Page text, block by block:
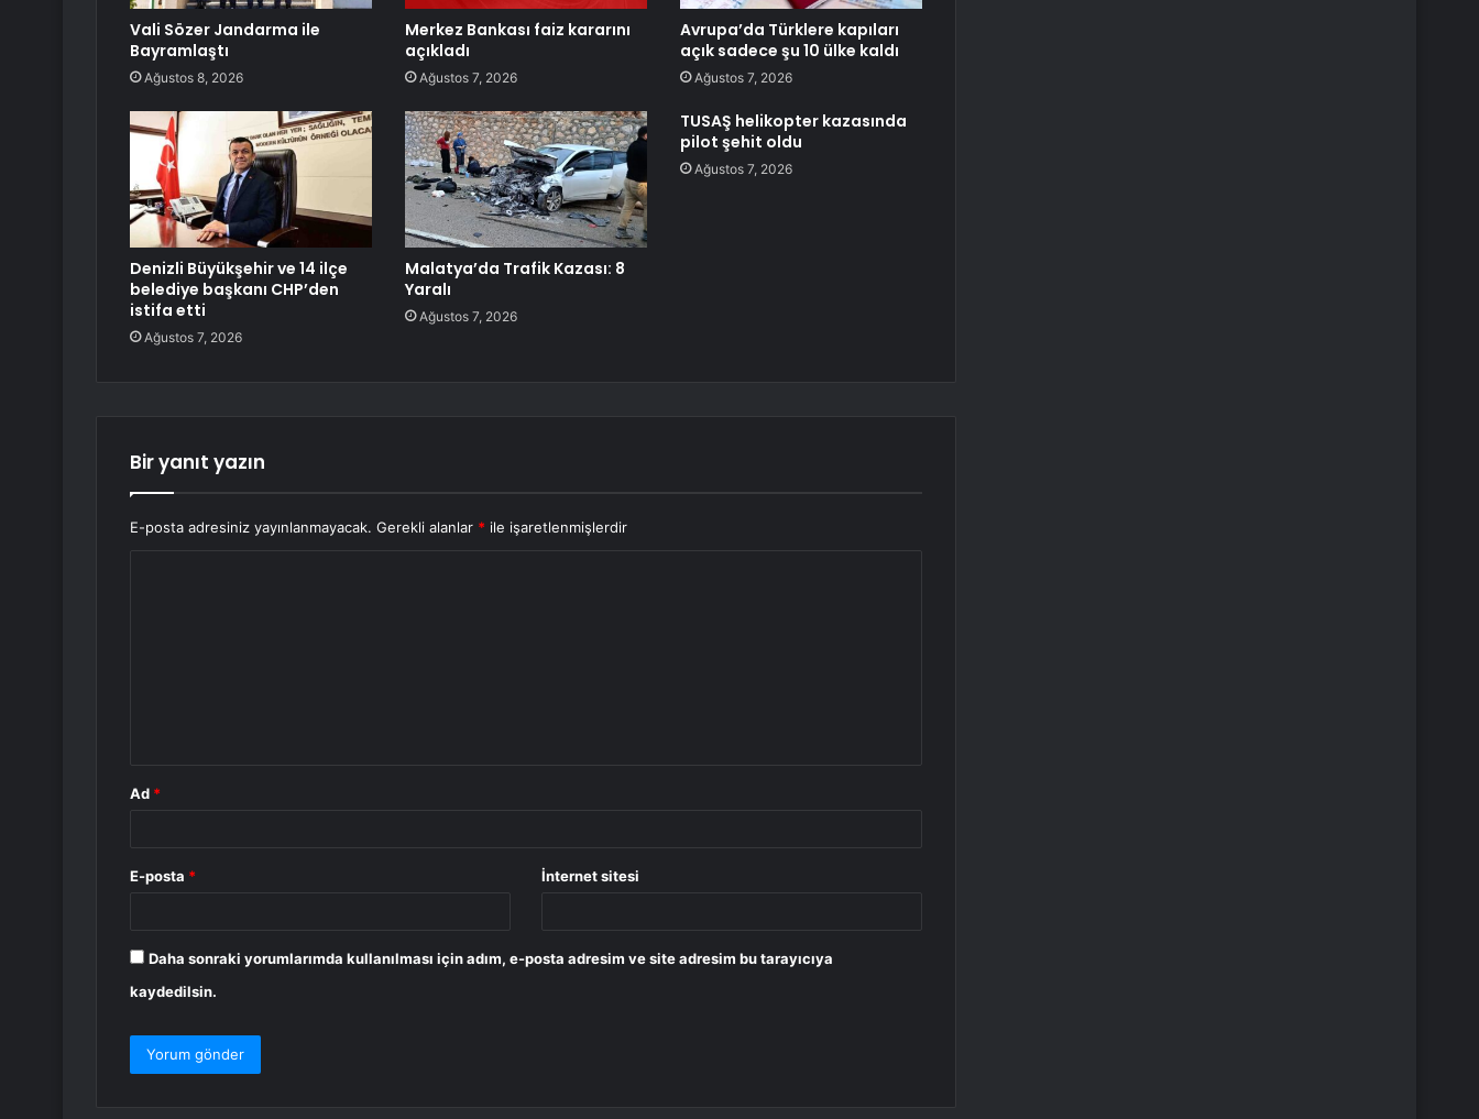
Vali Sözer Jandarma ile
Bayramlaştı
Ağustos 8, 2026
Merkez Bankası faiz kararını
açıkladı
Ağustos 7, 2026
Avrupa’da Türklere kapıları
açık sadece şu 10 ülke kaldı
Ağustos 7, 2026
Denizli Büyükşehir ve 14 ilçe
belediye başkanı CHP’den
istifa etti
Ağustos 7, 2026
Malatya’da Trafik Kazası: 8
Yaralı
Ağustos 7, 2026
TUSAŞ helikopter kazasında
pilot şehit oldu
Ağustos 7, 2026
Bir yanıt yazın
E-posta adresiniz yayınlanmayacak. Gerekli alanlar * ile işaretlenmişlerdir
Ad *
E-posta * İnternet sitesi
Daha sonraki yorumlarımda kullanılması için adım, e-posta adresim ve site adresim bu tarayıcıya
kaydedilsin.